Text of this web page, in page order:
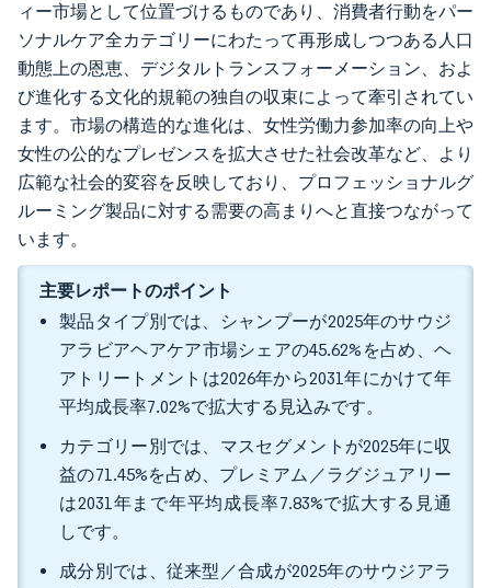
ィー市場として位置づけるものであり、消費者行動をパー
ソナルケア全カテゴリーにわたって再形成しつつある人口
動態上の恩恵、デジタルトランスフォーメーション、およ
び進化する文化的規範の独自の収束によって牽引されてい
ます。市場の構造的な進化は、女性労働力参加率の向上や
女性の公的なプレゼンスを拡大させた社会改革など、より
広範な社会的変容を反映しており、プロフェッショナルグ
ルーミング製品に対する需要の高まりへと直接つながって
います。
主要レポートのポイント
製品タイプ別では、シャンプーが2025年のサウジ
アラビアヘアケア市場シェアの45.62%を占め、ヘ
アトリートメントは2026年から2031年にかけて年
平均成長率7.02%で拡大する見込みです。
カテゴリー別では、マスセグメントが2025年に収
益の71.45%を占め、プレミアム／ラグジュアリー
は2031年まで年平均成長率7.83%で拡大する見通
しです。
成分別では、従来型／合成が2025年のサウジアラ